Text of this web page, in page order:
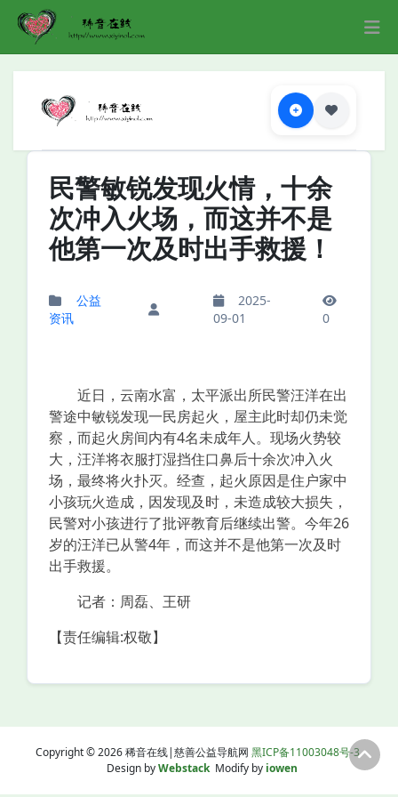
民警敏锐发现火情，十余
次冲入火场，而这并不是
他第一次及时出手救援！
公益
资讯
2025-
09-01
0
近日，云南水富，太平派出所民警汪洋在出
警途中敏锐发现一民房起火，屋主此时却仍未觉
察，而起火房间内有4名未成年人。现场火势较
大，汪洋将衣服打湿挡住口鼻后十余次冲入火
场，最终将火扑灭。经查，起火原因是住户家中
小孩玩火造成，因发现及时，未造成较大损失，
民警对小孩进行了批评教育后继续出警。今年26
岁的汪洋已从警4年，而这并不是他第一次及时
出手救援。
记者：周磊、王研
【责任编辑:权敬】
Copyright © 2026 稀音在线|慈善公益导航网 黑ICP备11003048号-3
Design byWebstackModify by iowen